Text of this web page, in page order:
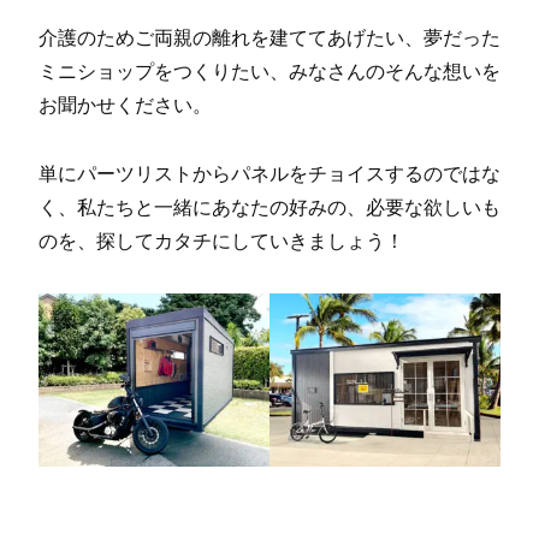
介護のためご両親の離れを建ててあげたい、夢だった
ミニショップをつくりたい、みなさんのそんな想いを
お聞かせください。
単にパーツリストからパネルをチョイスするのではな
く、私たちと一緒にあなたの好みの、必要な欲しいも
のを、探してカタチにしていきましょう！